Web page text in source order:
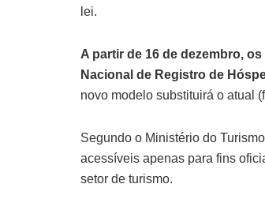
lei.
A partir de 16 de dezembro,
Nacional de Registro de
novo modelo substituirá o atual
Segundo o Ministério do
acessíveis apenas para fins
setor de turismo.